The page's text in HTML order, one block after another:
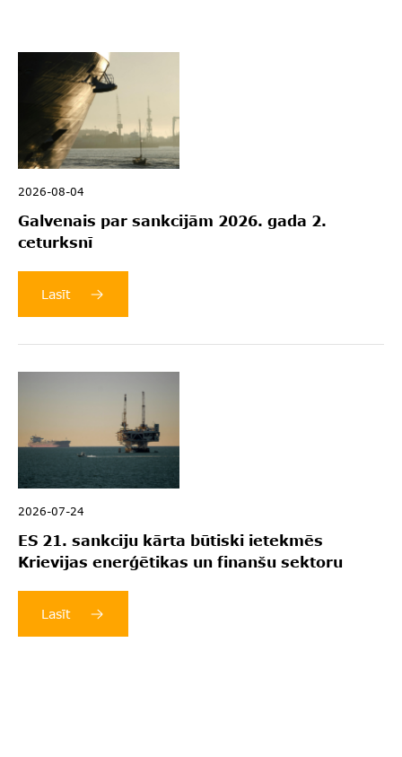
2026-08-04
Galvenais par sankcijām 2026. gada 2.
ceturksnī
Lasīt
2026-07-24
ES 21. sankciju kārta būtiski ietekmēs
Krievijas enerģētikas un finanšu sektoru
Lasīt